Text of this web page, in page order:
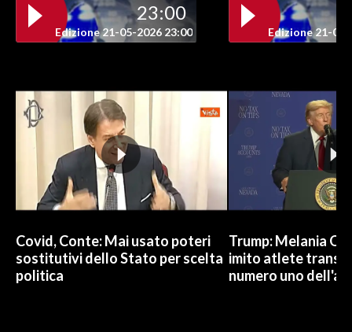
23:00
Edizione 21-05-2026 23:00 Edizione 21-05-
Covid, Conte: Mai usato poteri
sostitutivi dello Stato per scelta
politica
Trump: Melania
imito atlete trans,
numero uno